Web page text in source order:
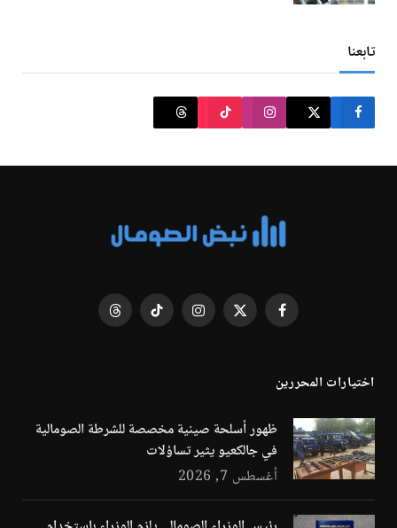
تابعنا
فيسبوك X
الانستغرامتيكتوك Threads
اختيارات المحررين
ظهور أسلحة صينية مخصصة للشرطة الصومالية
في جالكعيو يثير تساؤلات
أغسطس 7, 2026